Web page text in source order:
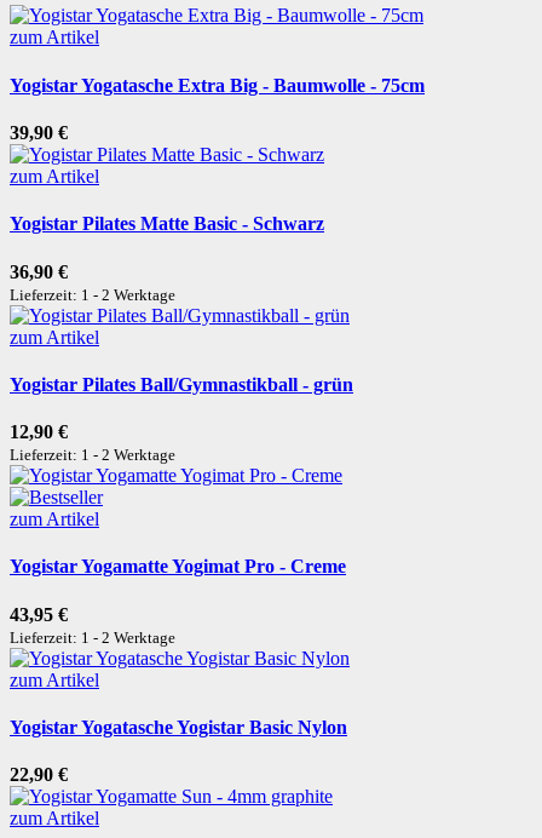
zum Artikel
Yogistar Yogatasche Extra Big - Baumwolle - 75cm
39,90 €
zum Artikel
Yogistar Pilates Matte Basic - Schwarz
36,90 €
Lieferzeit: 1 - 2 Werktage
zum Artikel
Yogistar Pilates Ball/Gymnastikball - grün
12,90 €
Lieferzeit: 1 - 2 Werktage
zum Artikel
Yogistar Yogamatte Yogimat Pro - Creme
43,95 €
Lieferzeit: 1 - 2 Werktage
zum Artikel
Yogistar Yogatasche Yogistar Basic Nylon
22,90 €
zum Artikel